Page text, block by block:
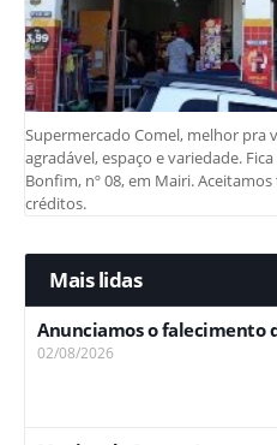
Supermercado Comel, melhor pra
agradável, espaço e variedade.
Bonfim, nº 08, em Mairi.
créditos.
Mais lidas
Anunciamos o falecimento
02/08/2026